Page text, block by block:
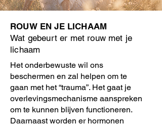
ROUW EN JE LICHAAM
Wat gebeurt er met rouw met je
lichaam
Het onderbewuste wil ons
beschermen en zal helpen om te
gaan met het “trauma”. Het gaat je
overlevingsmechanisme aanspreken
om te kunnen blijven functioneren.
Daarnaast worden er hormonen